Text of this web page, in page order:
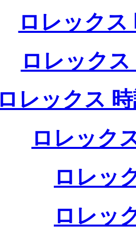
ロレックス
ロレック
ロレックス
ロレック
ロレッ
ロレッ